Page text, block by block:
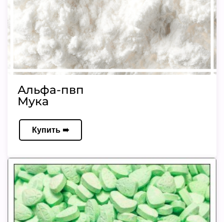
Альфа-пвп
Мука
Купить ➠